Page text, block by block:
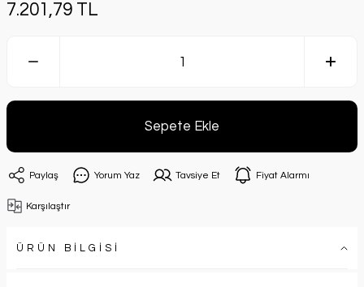
7.201,79 TL
Sepete Ekle
Paylaş Yorum Yaz Tavsiye Et Fiyat Alarmı
Karşılaştır
ÜRÜN BİLGİSİ